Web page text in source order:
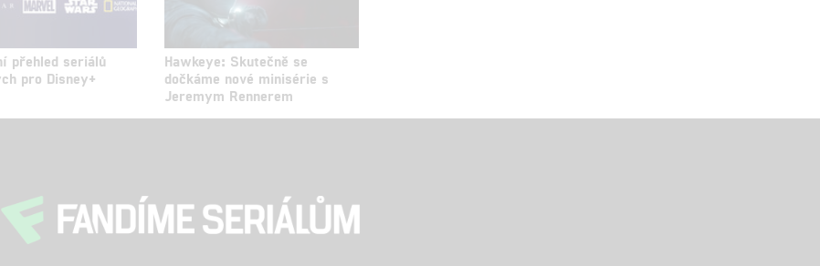
přehled seriálů
pro Disney+
Hawkeye: Skutečně se
dočkáme nové minisérie s
Jeremym Rennerem